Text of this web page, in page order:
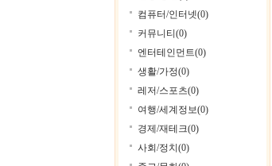
컴퓨터/인터넷(0)
커뮤니티(0)
엔터테인먼트(0)
생활/가정(0)
레저/스포츠(0)
여행/세계정보(0)
경제/재테크(0)
사회/정치(0)